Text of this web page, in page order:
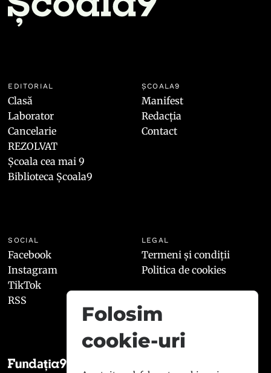
EDITORIAL
Clasă
Laborator
Cancelarie
REZOLVAT
Școala cea mai 9
Biblioteca Școala9
ȘCOALA9
Manifest
Redacția
Contact
SOCIAL
Facebook
Instagram
TikTok
RSS
LEGAL
Termeni și condiții
Politica de cookies
Folosim
cookie-uri